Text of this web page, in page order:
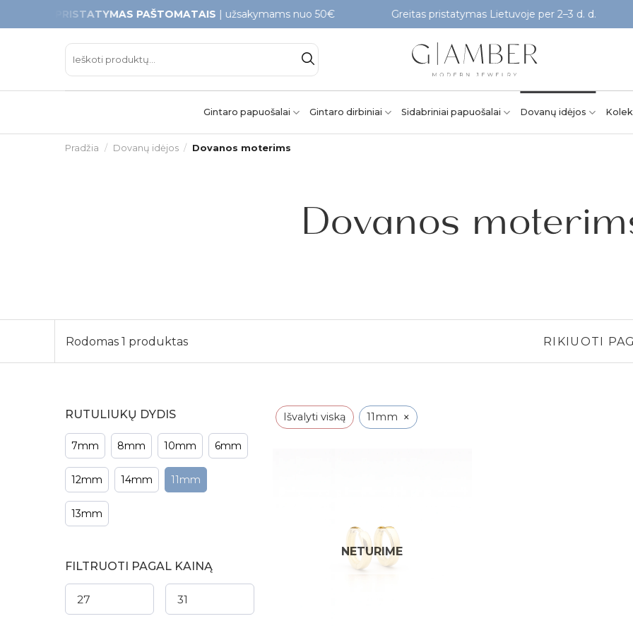
to
PRISTATYMAS PAŠTOMATAIS| užsakymams nuo 50€ Greitas pristatymas Lietuvoje per 2–3 d. d.
Ieškoti:
Gintaro papuošalai Gintaro dirbiniai Sidabriniai papuošalai Dovanų idėjos
Pradžia / Dovanų idėjos / Dovanos moterims
Dovanos
Rodomas 1 produktas RIKIUOTI
RUTULIUKŲ DYDIS
7mm 8mm 10mm 6mm
12mm 14mm 11mm
13mm
FILTRUOTI PAGAL KAINĄ
Išvalyti viską 11mm ×
NETURIME